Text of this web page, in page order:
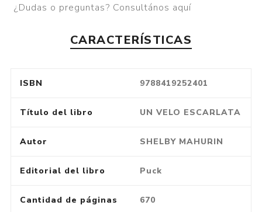
¿Dudas o preguntas? Consultános aquí
CARACTERÍSTICAS
ISBN 9788419252401
Título del libro UN VELO ESCARLATA
Autor SHELBY MAHURIN
Editorial del libro Puck
Cantidad de páginas 670